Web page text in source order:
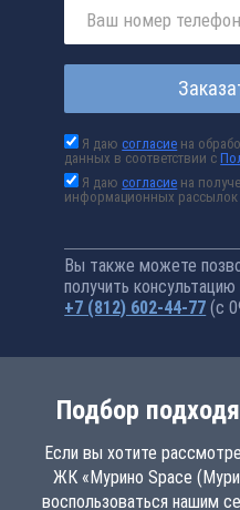
Я даюсогласие на
данных в соответствии с
Я даюсогласие на
информационных рассылок
Вы также можете
получить
+7 (812) 602-44-77 (с
Подбор
Если вы хотите
ЖК «Мурино Space
воспользоваться нашим